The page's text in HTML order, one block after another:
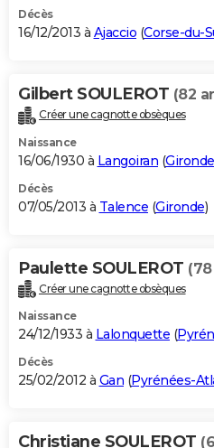
Décès
16/12/2013 à Ajaccio (Corse-du-
Gilbert SOULEROT (82
Créer une cagnotte obsèques
Naissance
16/06/1930 à Langoiran (Gironde
Décès
07/05/2013 à Talence (Gironde)
Paulette SOULEROT
Créer une cagnotte obsèques
Naissance
24/12/1933 à Lalonquette (
Décès
25/02/2012 à Gan (Pyrénées-
Christiane SOULEROT